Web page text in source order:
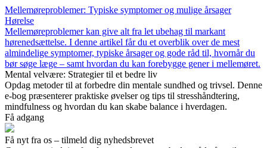
Mellemøreproblemer: Typiske symptomer og mulige årsager
Hørelse
Mellemøreproblemer kan give alt fra let ubehag til markant
hørenedsættelse. I denne artikel får du et overblik over de mest
almindelige symptomer, typiske årsager og gode råd til, hvornår du
bør søge læge – samt hvordan du kan forebygge gener i mellemøret.
Mental velvære: Strategier til et bedre liv
Opdag metoder til at forbedre din mentale sundhed og trivsel. Denne
e-bog præsenterer praktiske øvelser og tips til stresshåndtering,
mindfulness og hvordan du kan skabe balance i hverdagen.
Få adgang
Få nyt fra os – tilmeld dig nyhedsbrevet